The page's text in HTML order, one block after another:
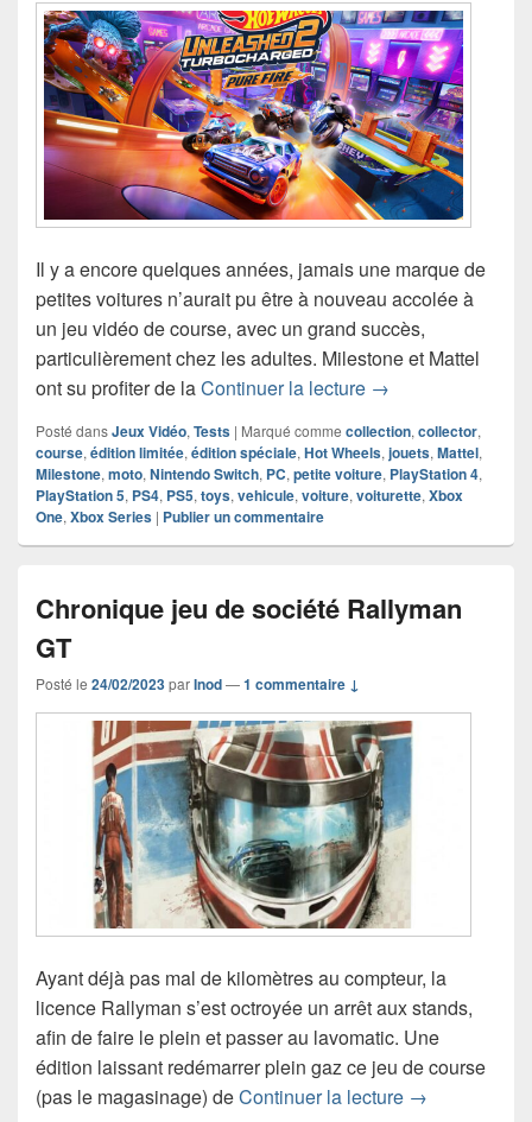
Il y a encore quelques années, jamais une marque de
petites voitures n’aurait pu être à nouveau accolée à
un jeu vidéo de course, avec un grand succès,
particulièrement chez les adultes. Milestone et Mattel
ont su profiter de laContinuer la lecture Chronique jeu
→
Posté dansJeux Vidéo, Tests | Marqué comme collection, collector,
course, édition limitée, édition spéciale, Hot Wheels, jouets, Mattel,
Milestone, moto, Nintendo Switch, PC, petite voiture, PlayStation 4,
PlayStation 5, PS4, PS5, toys, vehicule, voiture, voiturette, Xbox
One, Xbox Series | Publier un commentaire
Chronique jeu de société Rallyman
GT
Posté le 24/02/2023parInod—1 commentaire ↓
Ayant déjà pas mal de kilomètres au compteur, la
licence Rallyman s’est octroyée un arrêt aux stands,
afin de faire le plein et passer au lavomatic. Une
édition laissant redémarrer plein gaz ce jeu de course
(pas le magasinage) deContinuer la lecture Chronique
→